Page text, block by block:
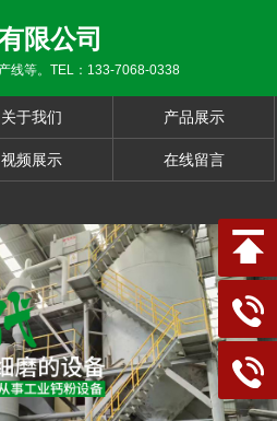
限公司
线等。TEL：133-7068-0338
关于我们 产品展示
视频展示 在线留言